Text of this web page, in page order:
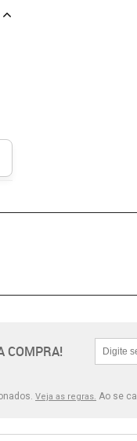
COMPRA!
Veja as regras. Ao se